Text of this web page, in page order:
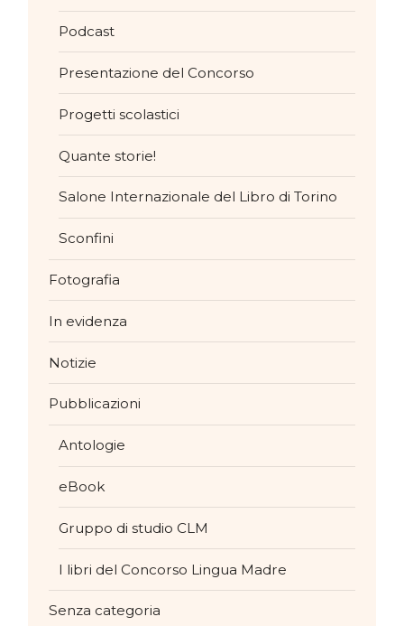
Podcast
Presentazione del Concorso
Progetti scolastici
Quante storie!
Salone Internazionale del Libro di Torino
Sconfini
Fotografia
In evidenza
Notizie
Pubblicazioni
Antologie
eBook
Gruppo di studio CLM
I libri del Concorso Lingua Madre
Senza categoria